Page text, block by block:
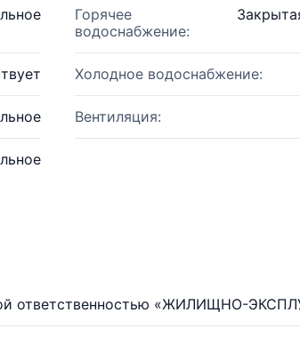
Горячее
водоснабжение:
Холодное водоснабжение:
Вентиляция:
ответственностью «ЖИЛИЩНО-